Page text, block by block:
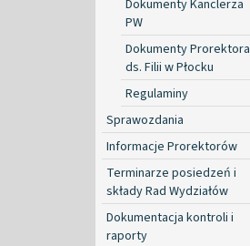
Dokumenty Kanclerza
PW
Dokumenty Prorektora
ds. Filii w Płocku
Regulaminy
Sprawozdania
Informacje Prorektorów
Terminarze posiedzeń i
składy Rad Wydziałów
Dokumentacja kontroli i
raporty